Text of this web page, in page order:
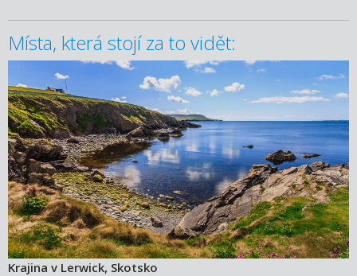
Místa, která stojí za to vidět:
Krajina v Lerwick, Skotsko